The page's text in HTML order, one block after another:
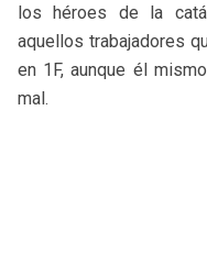
los héroes de la
aquellos trabajadores
en 1F, aunque él
mal.